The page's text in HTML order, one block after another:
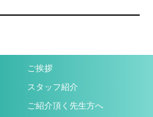
ご挨拶
スタッフ紹介
ご紹介頂く先生方へ